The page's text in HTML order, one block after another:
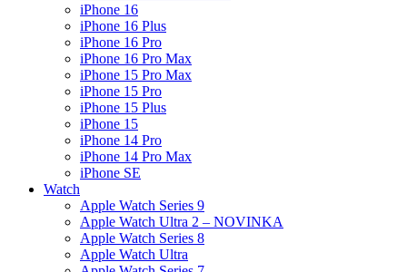
iPhone 16
iPhone 16 Plus
iPhone 16 Pro
iPhone 16 Pro Max
iPhone 15 Pro Max
iPhone 15 Pro
iPhone 15 Plus
iPhone 15
iPhone 14 Pro
iPhone 14 Pro Max
iPhone SE
Watch
Apple Watch Series 9
Apple Watch Ultra 2 – NOVINKA
Apple Watch Series 8
Apple Watch Ultra